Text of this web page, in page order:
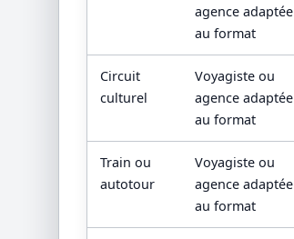
agence adaptée
au format
Circuit
culturel
Voyagiste ou
agence adaptée
au format
Train ou
autotour
Voyagiste ou
agence adaptée
au format